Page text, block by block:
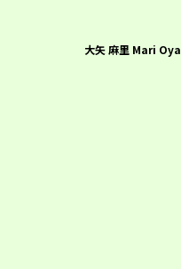
大矢 麻里 Mari Oya